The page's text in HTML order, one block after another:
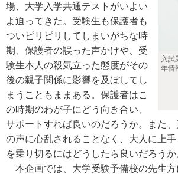
入試
年情
場、大学入学共通テストがいよい
よ迫ってきた。受験生も保護者も
ついピリピリしてしまいがちな時
期、保護者の誤った声かけや、受
験生本人の殺気立った態度がその
後の親子関係に影響を及ぼしてし
まうこともままある。保護者はこ
の時期のわが子にどう向き合い、
サポートすれば良いのだろうか。また
の声に心乱されることなく、大人に上
を乗り切るにはどうしたら良いだろうか
本企画では、大学受験予備校の先生方